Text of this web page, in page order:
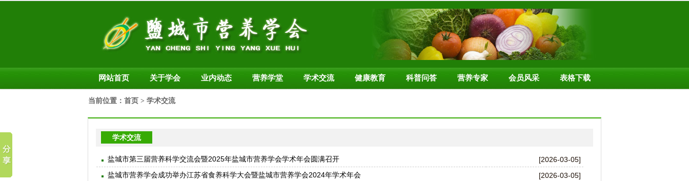
网站首页 关于学会 业内动态 营养学堂 学术交流 健康教育 科普问答 营养专家 会员风采 表格下载
当前位置： 首页 > 学术交流
学术交流
盐城市第三届营养科学交流会暨2025年盐城市营养学会学术年会圆满召开
[2026-03-05]
盐城市营养学会成功举办江苏省食养科学大会暨盐城市营养学会2024年学术年会
[2026-03-05]